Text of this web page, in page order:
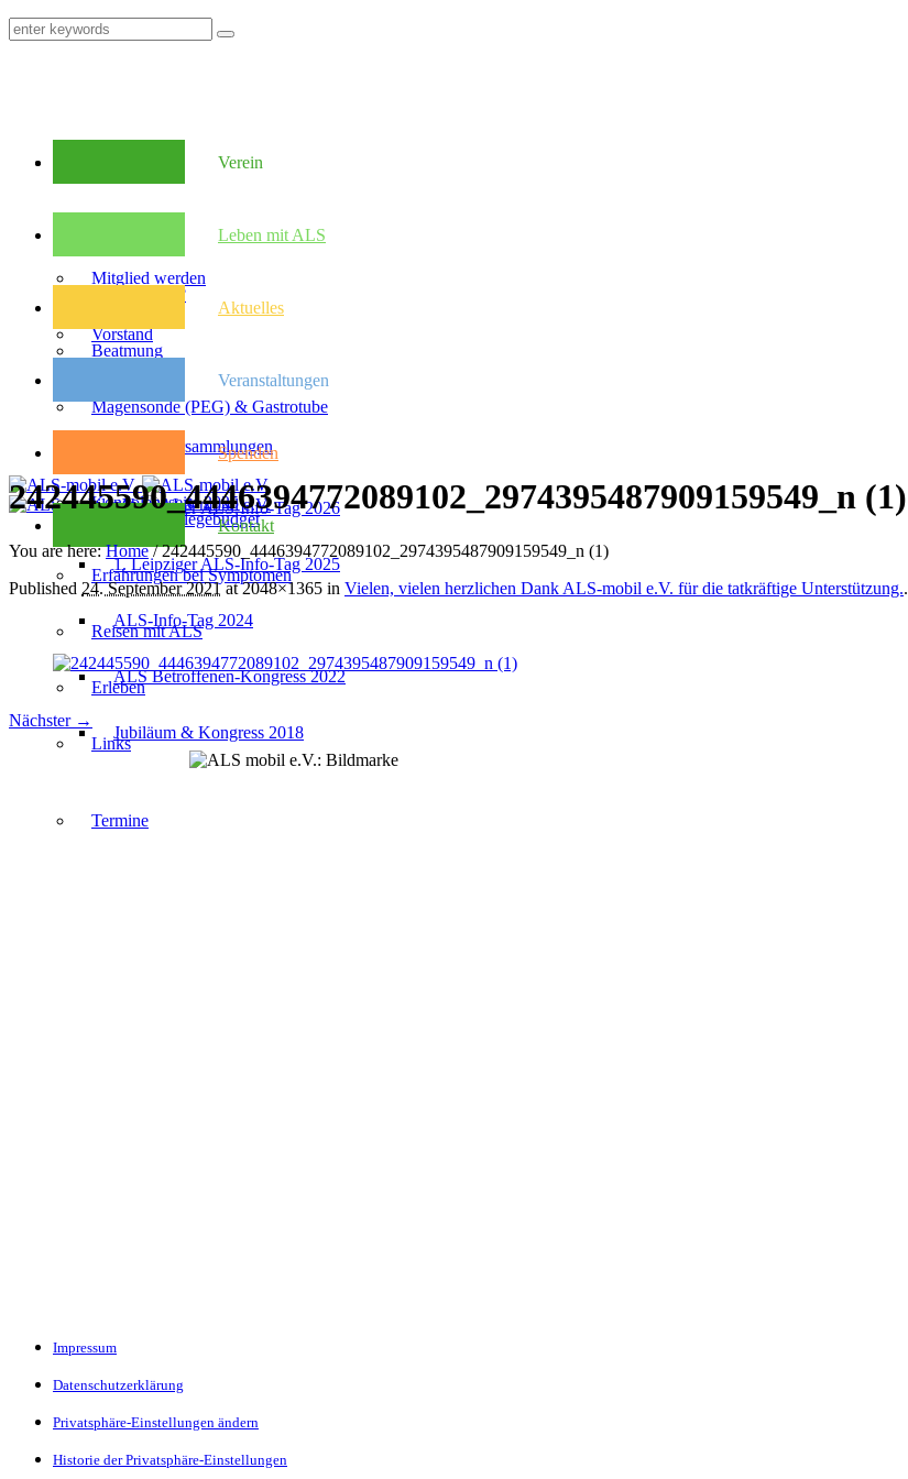
Verein
Mitglied werden
Vorstand
Mitglieder­versammlungen
Kondolenzseite 2025
Leben mit ALS
Was ist ALS?
Beatmung
Magensonde (PEG) & Gastrotube
Checkliste Pflegebudget
Erfahrungen bei Symptomen
Reisen mit ALS
Erleben
Links
Aktuelles
Veranstaltungen
2. Leipziger ALS-Info-Tag 2026
1. Leipziger ALS-Info-Tag 2025
ALS-Info-Tag 2024
ALS Betroffenen-Kongress 2022
Jubiläum & Kongress 2018
Termine
Spenden
Kontakt
242445590_4446394772089102_2974395487909159549_n (1)
You are here:Home /242445590_4446394772089102_2974395487909159549_n (1)
Published 24. September 2021at 2048×1365 in Vielen, vielen herzlichen Dank ALS-mobil e.V. für die tatkräftige Unterstützung..
Nächster →
Impressum
Datenschutzerklärung
Privatsphäre-Einstellungen ändern
Historie der Privatsphäre-Einstellungen